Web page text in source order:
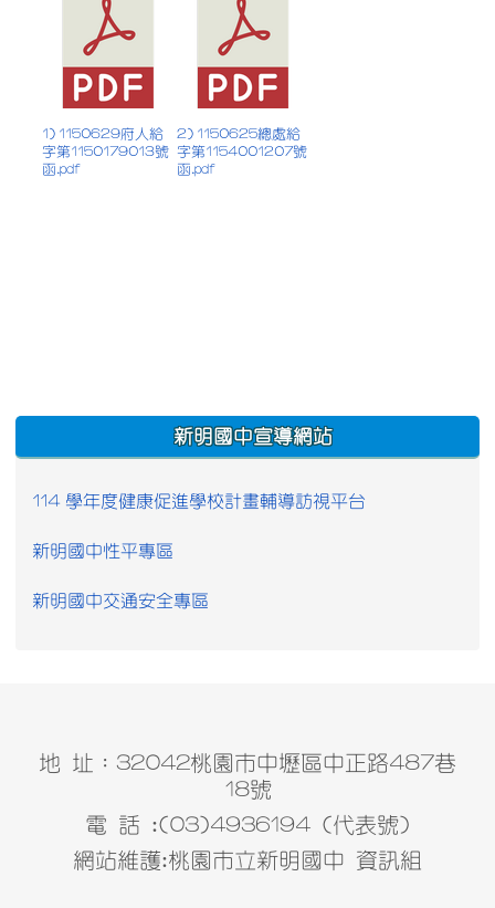
1) 1150629府人給
字第1150179013號
函.pdf
2) 1150625總處給
字第1154001207號
函.pdf
:::
新明國中宣導網站
114 學年度健康促進學校計畫輔導訪視平台
新明國中性平專區
新明國中交通安全專區
地 址：32042桃園市中壢區中正路487巷
18號
電 話 :(03)4936194 (代表號)
網站維護:桃園市立新明國中 資訊組